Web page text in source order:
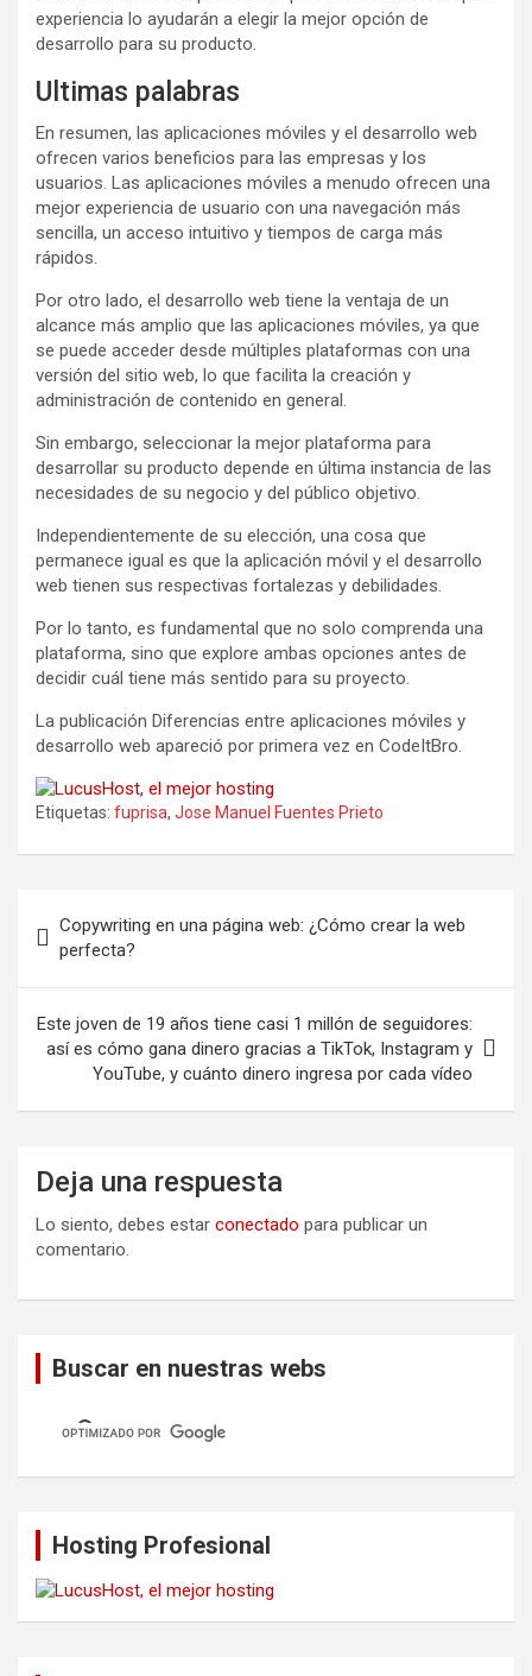
experiencia lo ayudarán a elegir la mejor opción de
desarrollo para su producto.
Ultimas palabras
En resumen, las aplicaciones móviles y el desarrollo web
ofrecen varios beneficios para las empresas y los
usuarios. Las aplicaciones móviles a menudo ofrecen una
mejor experiencia de usuario con una navegación más
sencilla, un acceso intuitivo y tiempos de carga más
rápidos.
Por otro lado, el desarrollo web tiene la ventaja de un
alcance más amplio que las aplicaciones móviles, ya que
se puede acceder desde múltiples plataformas con una
versión del sitio web, lo que facilita la creación y
administración de contenido en general.
Sin embargo, seleccionar la mejor plataforma para
desarrollar su producto depende en última instancia de las
necesidades de su negocio y del público objetivo.
Independientemente de su elección, una cosa que
permanece igual es que la aplicación móvil y el desarrollo
web tienen sus respectivas fortalezas y debilidades.
Por lo tanto, es fundamental que no solo comprenda una
plataforma, sino que explore ambas opciones antes de
decidir cuál tiene más sentido para su proyecto.
La publicación Diferencias entre aplicaciones móviles y
desarrollo web apareció por primera vez en CodeItBro.
Etiquetas: fuprisa, Jose Manuel Fuentes Prieto
de
entradas
Copywriting en una página web: ¿Cómo crear la web
perfecta?
Este joven de 19 años tiene casi 1 millón de seguidores:
así es cómo gana dinero gracias a TikTok, Instagram y
YouTube, y cuánto dinero ingresa por cada vídeo
Deja una respuesta
Lo siento, debes estar conectado para publicar un
comentario.
Buscar en nuestras webs
Hosting Profesional